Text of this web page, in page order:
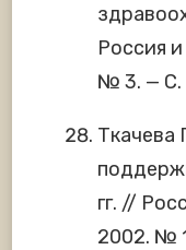
Россия
№ 3. — С.
Ткачева
гг. //
2002. №